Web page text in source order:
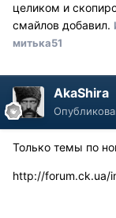
целиком и
смайлов добавил.
митька51
AkaShira
Только темы по
http://forum.ck.ua/